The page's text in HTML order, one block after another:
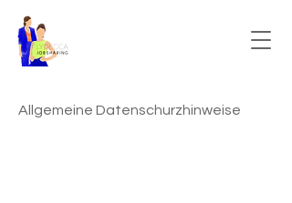
Allgemeine Datenschurzhinweise